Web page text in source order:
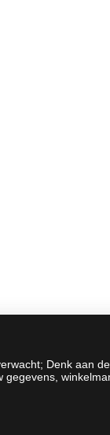
Denk aan